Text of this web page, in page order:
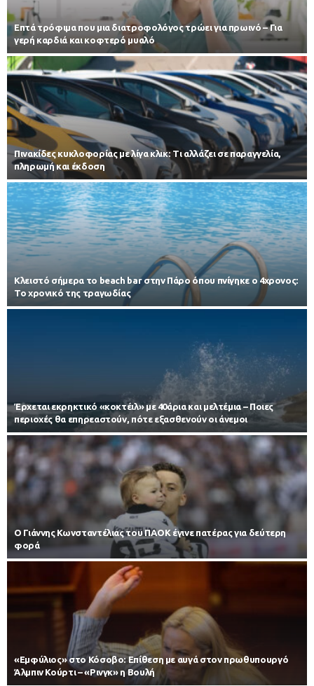
Επτά τρόφιμα που μια διατροφολόγος τρώει για πρωινό – Για
γερή καρδιά και κοφτερό μυαλό
Πινακίδες κυκλοφορίας με λίγα κλικ: Τι αλλάζει σε παραγγελία,
πληρωμή και έκδοση
Κλειστό σήμερα το beach bar στην Πάρο όπου πνίγηκε ο 4χρονος:
Το χρονικό της τραγωδίας
Έρχεται εκρηκτικό «κοκτέιλ» με 40άρια και μελτέμια – Ποιες
περιοχές θα επηρεαστούν, πότε εξασθενούν οι άνεμοι
Ο Γιάννης Κωνσταντέλιας του ΠΑΟΚ έγινε πατέρας για δεύτερη
φορά
«Εμφύλιος» στο Κόσοβο: Επίθεση με αυγά στον πρωθυπουργό
Άλμπιν Κούρτι – «Ρινγκ» η Βουλή